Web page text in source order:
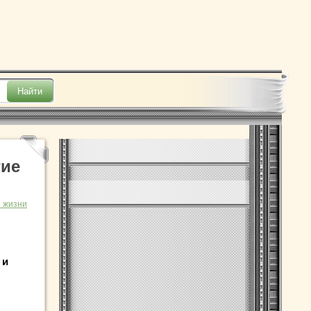
жизни
и